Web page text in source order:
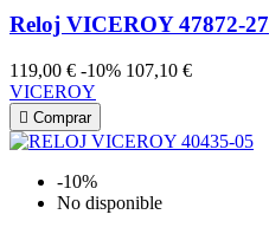
Reloj VICEROY 47872-27
119,00 € -10% 107,10 €
VICEROY
 Comprar
-10%
No disponible